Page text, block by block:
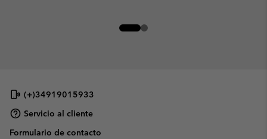
(+)34919015933
Servicio al cliente
Formulario de contacto